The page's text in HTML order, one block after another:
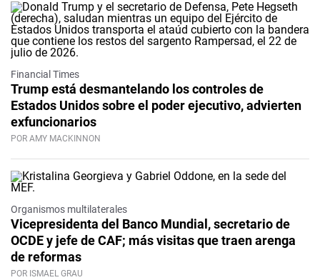
Financial Times
Trump está desmantelando los controles de
Estados Unidos sobre el poder ejecutivo, advierten
exfuncionarios
POR AMY MACKINNON
Organismos multilaterales
Vicepresidenta del Banco Mundial, secretario de
OCDE y jefe de CAF; más visitas que traen arenga
de reformas
POR ISMAEL GRAU